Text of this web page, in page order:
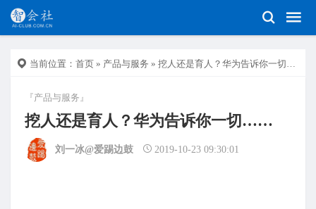
当前位置： 首页 » 产品与服务 » 挖人还是育人？华为告诉你一切……
『产品与服务』
挖人还是育人？华为告诉你一切……
刘一冰@爱踢边鼓 2019-10-23 09:30:01